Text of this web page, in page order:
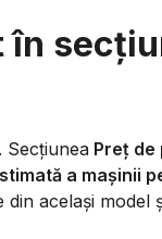
Secțiunea Preț de
a mașinii
același model